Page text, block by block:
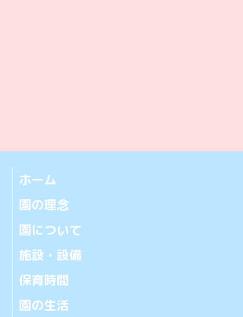
ホーム
園の理念
園について
施設・設備
保育時間
園の生活